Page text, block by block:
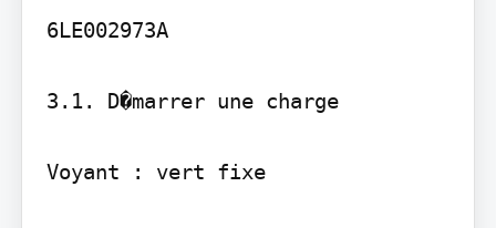
6LE002973A
3.1. D�marrer une charge
Voyant : vert fixe